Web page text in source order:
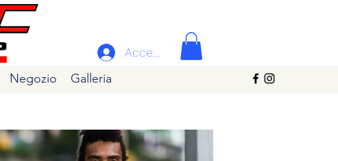
Accedi
Negozio Galleria